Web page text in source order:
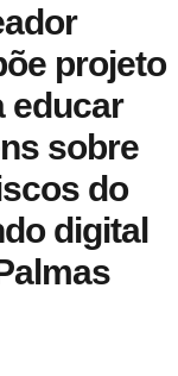
projeto
educar
sobre
do
digital